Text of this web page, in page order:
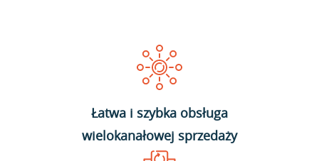
Łatwa i szybka obsługa
wielokanałowej sprzedaży